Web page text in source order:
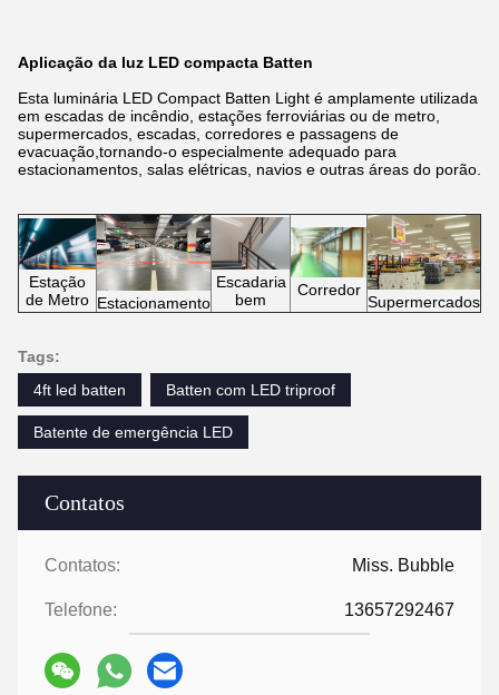
Contatos
Contatos: Miss. Bubble
Telefone: 13657292467
Aplicação da luz LED compacta Batten
Esta luminária LED Compact Batten Light é amplamente utilizada
em escadas de incêndio, estações ferroviárias ou de metro,
supermercados, escadas, corredores e passagens de
evacuação,tornando-o especialmente adequado para
estacionamentos, salas elétricas, navios e outras áreas do porão.
Estação
de Metro Estacionamento
Escadaria
bem
Corredor
Supermercados
Tags:
4ft led batten
Batten com LED triproof
Batente de emergência LED